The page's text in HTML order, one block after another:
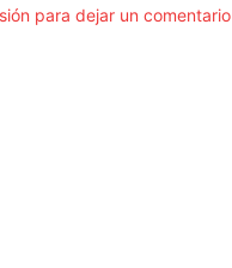
para dejar un comentario